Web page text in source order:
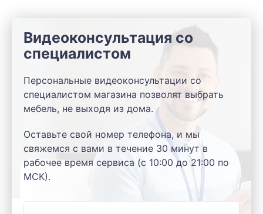
Видеоконсультация со
специалистом
Персональные видеоконсультации со
специалистом магазина позволят выбрать
мебель, не выходя из дома.
Оставьте свой номер телефона, и мы
свяжемся с вами в течение 30 минут в
рабочее время сервиса (с 10:00 до 21:00 по
МСК).